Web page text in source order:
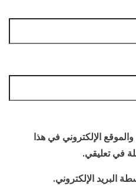
الإلكتروني في هذا
في تعليقي.
البريد الإلكتروني.